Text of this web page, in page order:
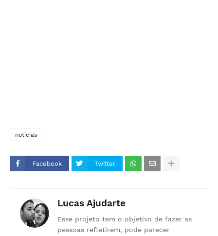
noticias
Facebook Twitter
Lucas Ajudarte
Esse projeto tem o objetivo de fazer as
pessoas refletirem, pode parecer